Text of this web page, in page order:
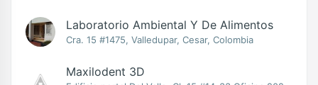
Laboratorio Ambiental Y De Alimentos
Cra. 15 #1475, Valledupar, Cesar, Colombia
Maxilodent 3D